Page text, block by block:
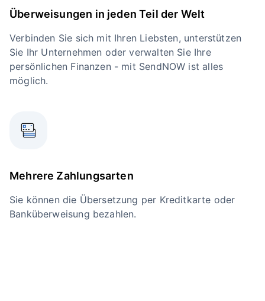
Überweisungen in jeden Teil der Welt
Verbinden Sie sich mit Ihren Liebsten, unterstützen
Sie Ihr Unternehmen oder verwalten Sie Ihre
persönlichen Finanzen - mit SendNOW ist alles
möglich.
Mehrere Zahlungsarten
Sie können die Übersetzung per Kreditkarte oder
Banküberweisung bezahlen.